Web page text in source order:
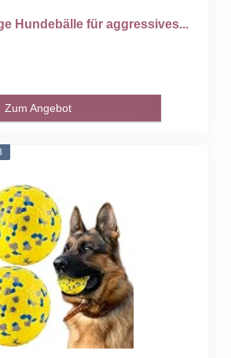
Hundebälle für aggressives...
Zum Angebot